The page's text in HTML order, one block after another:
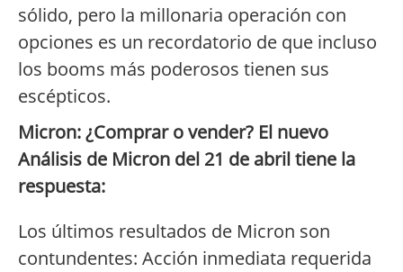
sólido, pero la millonaria operación con
opciones es un recordatorio de que incluso
los booms más poderosos tienen sus
escépticos.
Micron: ¿Comprar o vender? El nuevo
Análisis de Micron del 21 de abril tiene la
respuesta:
Los últimos resultados de Micron son
contundentes: Acción inmediata requerida